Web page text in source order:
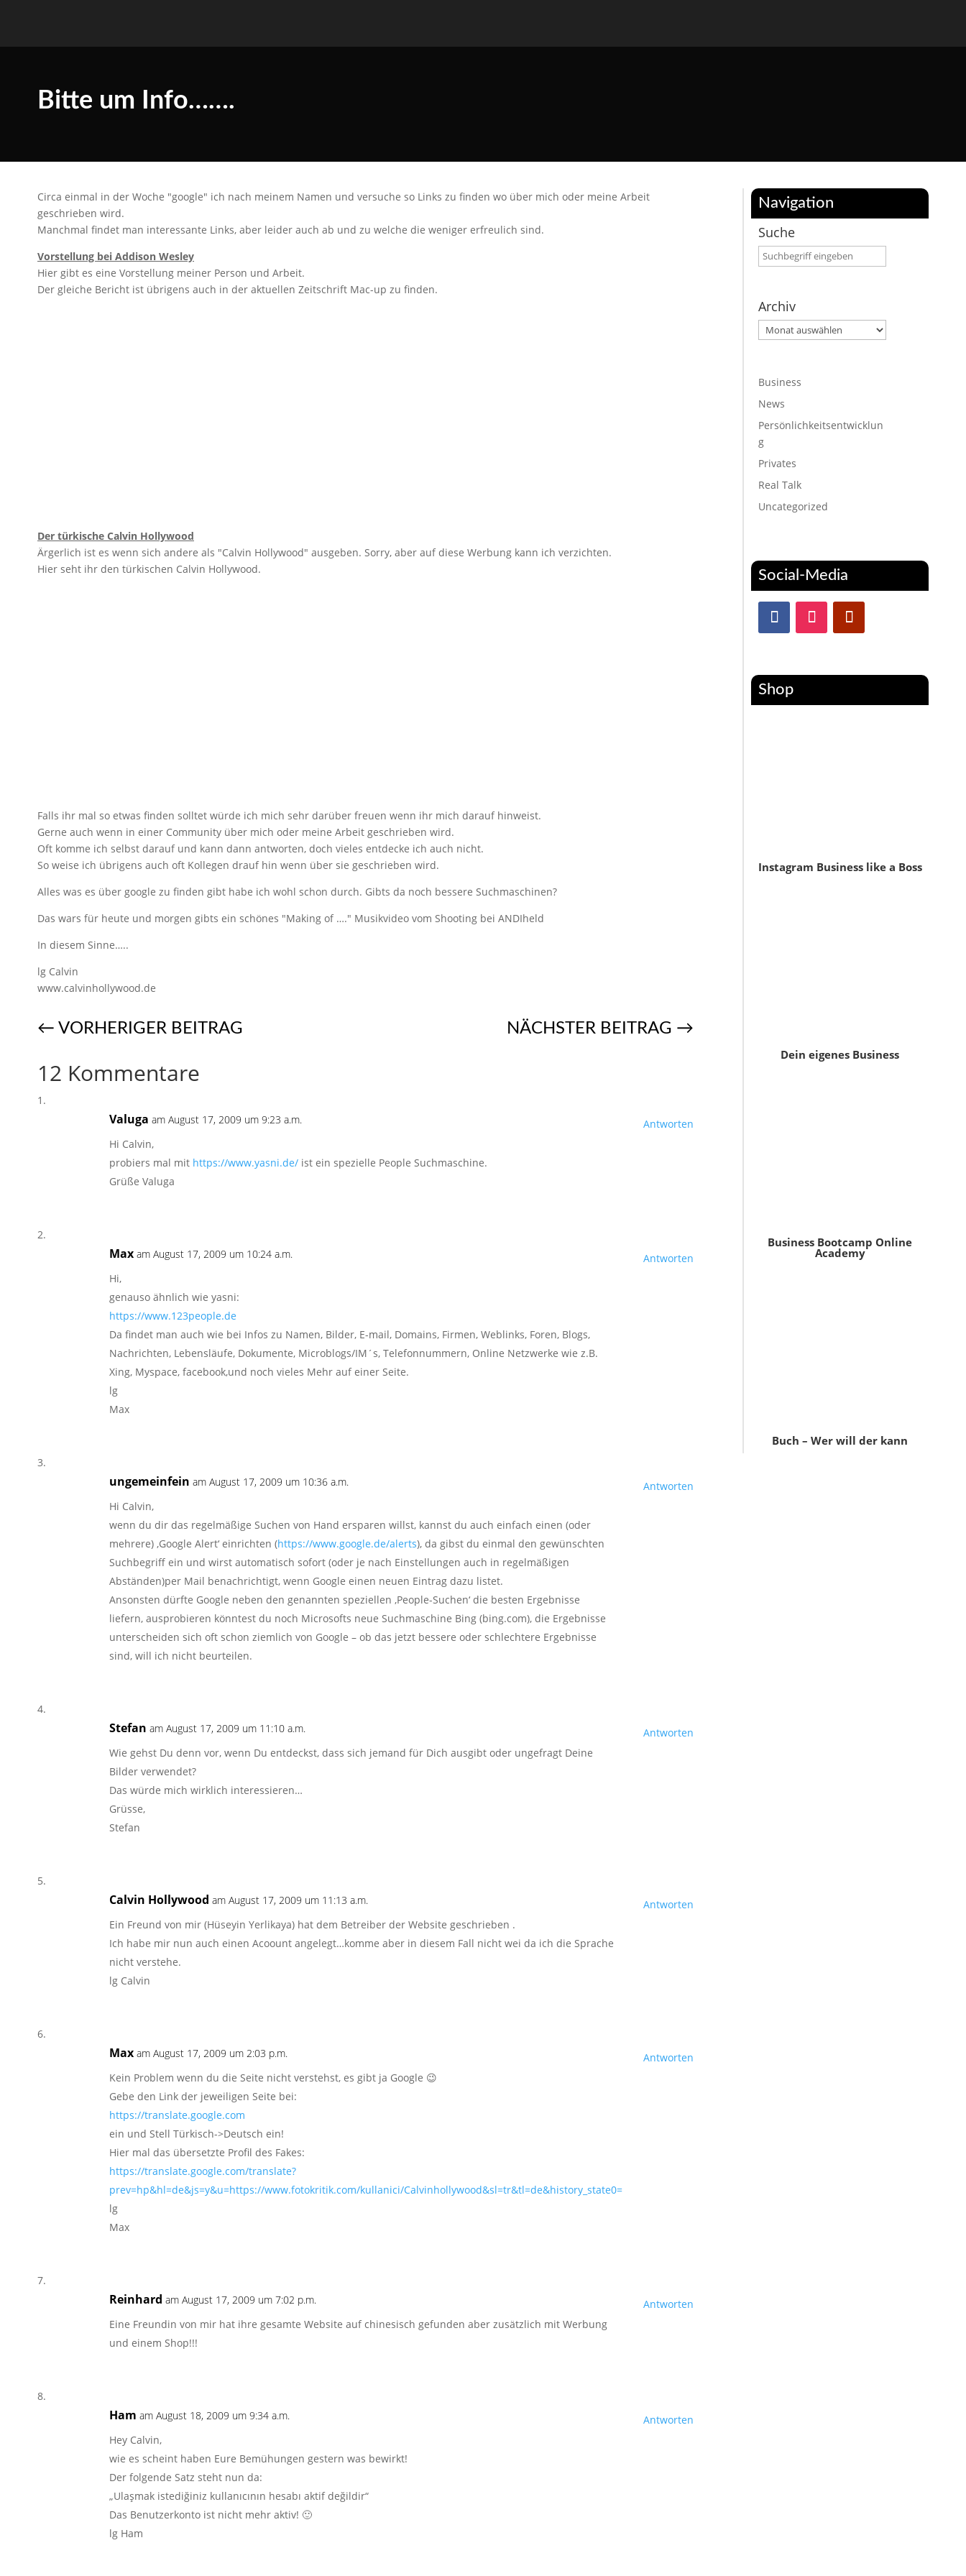
Bitte um Info…….
Circa einmal in der Woche "google" ich nach meinem Namen und versuche so Links zu finden wo über mich oder meine Arbeit
geschrieben wird.
Manchmal findet man interessante Links, aber leider auch ab und zu welche die weniger erfreulich sind.
Vorstellung bei Addison Wesley
Hier gibt es eine Vorstellung meiner Person und Arbeit.
Der gleiche Bericht ist übrigens auch in der aktuellen Zeitschrift Mac-up zu finden.
Der türkische Calvin Hollywood
Ärgerlich ist es wenn sich andere als "Calvin Hollywood" ausgeben. Sorry, aber auf diese Werbung kann ich verzichten.
Hier seht ihr den türkischen Calvin Hollywood.
Falls ihr mal so etwas finden solltet würde ich mich sehr darüber freuen wenn ihr mich darauf hinweist.
Gerne auch wenn in einer Community über mich oder meine Arbeit geschrieben wird.
Oft komme ich selbst darauf und kann dann antworten, doch vieles entdecke ich auch nicht.
So weise ich übrigens auch oft Kollegen drauf hin wenn über sie geschrieben wird.
Alles was es über google zu finden gibt habe ich wohl schon durch. Gibts da noch bessere Suchmaschinen?
Das wars für heute und morgen gibts ein schönes "Making of …." Musikvideo vom Shooting bei ANDIheld
In diesem Sinne…..
lg Calvin
www.calvinhollywood.de
← VORHERIGER BEITRAG NÄCHSTER BEITRAG →
12 Kommentare
Valuga am August 17, 2009 um 9:23 a.m.
Hi Calvin,
probiers mal mit https://www.yasni.de/ ist ein spezielle People Suchmaschine.
Grüße Valuga
Antworten
Max am August 17, 2009 um 10:24 a.m.
Hi,
genauso ähnlich wie yasni:
https://www.123people.de
Da findet man auch wie bei Infos zu Namen, Bilder, E-mail, Domains, Firmen, Weblinks, Foren, Blogs,
Nachrichten, Lebensläufe, Dokumente, Microblogs/IM´s, Telefonnummern, Online Netzwerke wie z.B.
Xing, Myspace, facebook,und noch vieles Mehr auf einer Seite.
lg
Max
Antworten
ungemeinfein am August 17, 2009 um 10:36 a.m.
Hi Calvin,
wenn du dir das regelmäßige Suchen von Hand ersparen willst, kannst du auch einfach einen (oder
mehrere) ‚Google Alert‘ einrichten (https://www.google.de/alerts), da gibst du einmal den gewünschten
Suchbegriff ein und wirst automatisch sofort (oder je nach Einstellungen auch in regelmäßigen
Abständen)per Mail benachrichtigt, wenn Google einen neuen Eintrag dazu listet.
Ansonsten dürfte Google neben den genannten speziellen ‚People-Suchen‘ die besten Ergebnisse
liefern, ausprobieren könntest du noch Microsofts neue Suchmaschine Bing (bing.com), die Ergebnisse
unterscheiden sich oft schon ziemlich von Google – ob das jetzt bessere oder schlechtere Ergebnisse
sind, will ich nicht beurteilen.
Antworten
Stefan am August 17, 2009 um 11:10 a.m.
Wie gehst Du denn vor, wenn Du entdeckst, dass sich jemand für Dich ausgibt oder ungefragt Deine
Bilder verwendet?
Das würde mich wirklich interessieren…
Grüsse,
Stefan
Antworten
Calvin Hollywood am August 17, 2009 um 11:13 a.m.
Ein Freund von mir (Hüseyin Yerlikaya) hat dem Betreiber der Website geschrieben .
Ich habe mir nun auch einen Acoount angelegt…komme aber in diesem Fall nicht wei da ich die Sprache
nicht verstehe.
lg Calvin
Antworten
Max am August 17, 2009 um 2:03 p.m.
Kein Problem wenn du die Seite nicht verstehst, es gibt ja Google 😉
Gebe den Link der jeweiligen Seite bei:
https://translate.google.com
ein und Stell Türkisch->Deutsch ein!
Hier mal das übersetzte Profil des Fakes:
https://translate.google.com/translate?
prev=hp&hl=de&js=y&u=https://www.fotokritik.com/kullanici/Calvinhollywood&sl=tr&tl=de&history_state0=
lg
Max
Antworten
Reinhard am August 17, 2009 um 7:02 p.m.
Eine Freundin von mir hat ihre gesamte Website auf chinesisch gefunden aber zusätzlich mit Werbung
und einem Shop!!!
Antworten
Ham am August 18, 2009 um 9:34 a.m.
Hey Calvin,
wie es scheint haben Eure Bemühungen gestern was bewirkt!
Der folgende Satz steht nun da:
„Ulaşmak istediğiniz kullanıcının hesabı aktif değildir“
Das Benutzerkonto ist nicht mehr aktiv! 🙂
lg Ham
Antworten
Navigation
Suche
Archiv
Archiv
Business
News
Persönlichkeitsentwicklun
g
Privates
Real Talk
Uncategorized
Social-Media
Shop
Instagram Business like a Boss
Dein eigenes Business
Business Bootcamp Online
Academy
Buch – Wer will der kann